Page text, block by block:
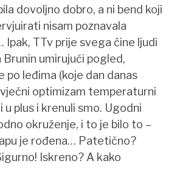
dovoljno dobro, a ni bend koji
nisam poznavala
TTv prije svega čine ljudi
Brunin umirujući pogled,
po leđima (koje dan danas
optimizam temperaturni
u plus i krenuli smo. Ugodni
okruženje, i to je bilo to –
je rođena… Patetično?
Iskreno? A kako